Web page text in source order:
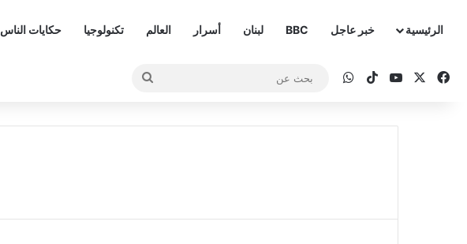
الرئيسية خبر عاجل BBC لبنان أسرار العالم تكنولوجيا حكايات الناس
فيسبوك ‫YouTube
‫TikTokواتساب
بحث